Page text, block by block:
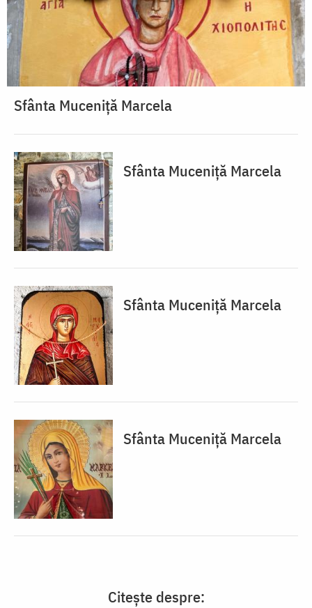
Sfânta Muceniță Marcela
Sfânta Muceniță Marcela
Sfânta Muceniță Marcela
Sfânta Muceniță Marcela
Citește despre: